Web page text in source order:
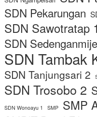
SDN Pekarungan
SDN Sawotratap 1
SDN
SDN Tambak
SDN Tanjungsari 2
SDN Trosobo 2
SDN Wonoayu 1 SMP SMP